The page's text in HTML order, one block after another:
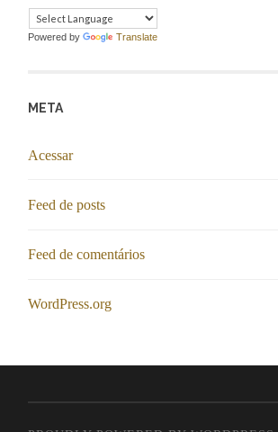
Powered by Translate
META
Acessar
Feed de posts
Feed de comentários
WordPress.org